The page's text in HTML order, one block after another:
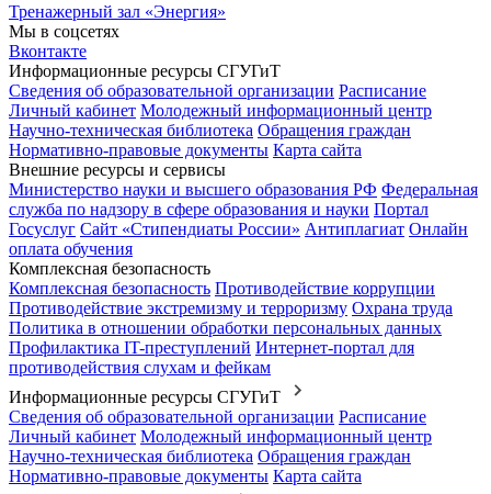
Тренажерный зал «Энергия»
Мы в соцсетях
Вконтакте
Информационные ресурсы СГУГиТ
Сведения об образовательной организации Расписание
Личный кабинет Молодежный информационный центр
Научно-техническая библиотека Обращения граждан
Нормативно-правовые документы Карта сайта
Внешние ресурсы и сервисы
Министерство науки и высшего образования РФ Федеральная
служба по надзору в сфере образования и науки Портал
Госуслуг Сайт «Стипендиаты России» Антиплагиат Онлайн
оплата обучения
Комплексная безопасность
Комплексная безопасность Противодействие коррупции
Противодействие экстремизму и терроризму Охрана труда
Политика в отношении обработки персональных данных
Профилактика IT-преступлений Интернет-портал для
противодействия слухам и фейкам
Информационные ресурсы СГУГиТ
Сведения об образовательной организации Расписание
Личный кабинет Молодежный информационный центр
Научно-техническая библиотека Обращения граждан
Нормативно-правовые документы Карта сайта